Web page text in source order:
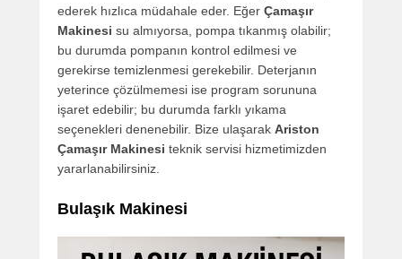
ederek hızlıca müdahale eder. Eğer Çamaşır
Makinesi su almıyorsa, pompa tıkanmış olabilir;
bu durumda pompanın kontrol edilmesi ve
gerekirse temizlenmesi gerekebilir. Deterjanın
yeterince çözülmemesi ise program sorununa
işaret edebilir; bu durumda farklı yıkama
seçenekleri denenebilir. Bize ulaşarak Ariston
Çamaşır Makinesi teknik servisi hizmetimizden
yararlanabilirsiniz.
Bulaşık Makinesi